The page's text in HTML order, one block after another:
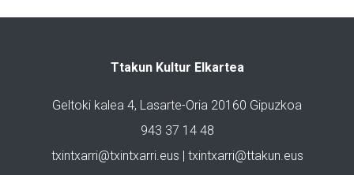
Ttakun Kultur Elkartea
Geltoki kalea 4, Lasarte-Oria 20160 Gipuzkoa
943 37 14 48
txintxarri@txintxarri.eus | txintxarri@ttakun.eus